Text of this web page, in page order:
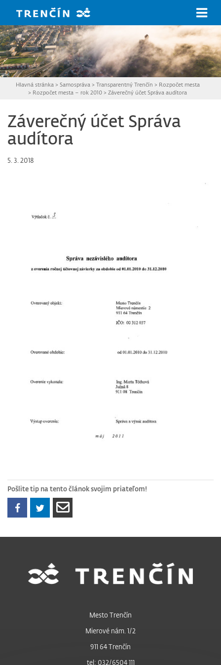
Hlavná stránka > Samospráva > Transparentný Trenčín > Rozpočet mesta
> Rozpočet mesta – rok 2010 >Záverečný účet Správa audítora
Záverečný účet Správa
audítora
5. 3. 2018
Pošlite tip na tento článok svojim priateľom!
Mesto Trenčín
Mierové nám. 1/2
911 64 Trenčín
tel: 032/6504 111